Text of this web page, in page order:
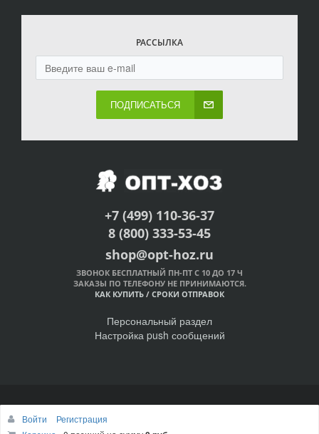
РАССЫЛКА
ПОДПИСАТЬСЯ
+7 (499) 110-36-37
8 (800) 333-53-45
shop@opt-hoz.ru
ЗВОНОК БЕСПЛАТНЫЙ ПН-ПТ С 10 ДО 17 Ч
ЗАКАЗЫ ПО ТЕЛЕФОНУ НЕ ПРИНИМАЮТСЯ.
КАК КУПИТЬ / СРОКИ ОТПРАВОК
Персональный раздел
Настройка push сообщений
© Интернет-магазин ОПТ-ХОЗ, 2011-2026
Войти
Регистрация